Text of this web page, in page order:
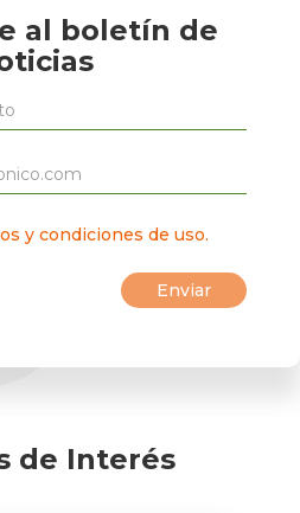
al boletín de
y condiciones de uso.
de Interés